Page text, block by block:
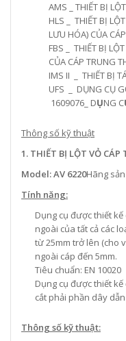
AMS _ THIẾT BỊ
HLS _ THIẾT BỊ
LƯU HÓA) CỦA
FBS _ THIẾT BỊ
CỦA CÁP TRUNG
IMS II _ THIẾT BỊ
UFS _ DỤNG CỤ
1609076_ DỤNG C
Thông số kỹ thuật
1. THIẾT BỊ LỘT VỎ
Model: AV 6220Hãng
Tính năng:
Dụng cụ được thiết
ngoài của tất cả các
từ 25mm trở lên (cho
ngoài cáp đến 5mm.
Tiêu chuẩn: EN 10020
Dụng cụ được thiết
cắt phải phần dây
Thông số kỹ thuật: